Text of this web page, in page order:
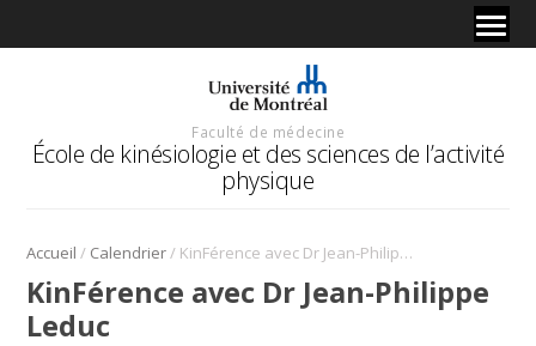
Faculté de médecine
École de kinésiologie et des sciences de l’activité
physique
Accueil / Calendrier/ KinFérence avec Dr Jean-Philippe Leduc
KinFérence avec Dr Jean-Philippe
Leduc